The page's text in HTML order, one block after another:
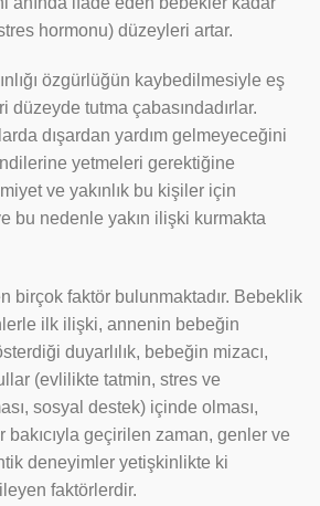
hormonu) düzeyleri artar.
özgürlüğün kaybedilmesiyle eş
düzeyde tutma çabasındadırlar.
dışardan yardım gelmeyeceğini
yetmeleri gerektiğine
ve yakınlık bu kişiler için
bu nedenle yakın ilişki kurmakta
birçok faktör bulunmaktadır. Bebeklik
ilk ilişki, annenin bebeğin
duyarlılık, bebeğin mizacı,
(evlilikte tatmin, stres ve
sosyal destek) içinde olması,
geçirilen zaman, genler ve
deneyimler yetişkinlikte ki
faktörlerdir.